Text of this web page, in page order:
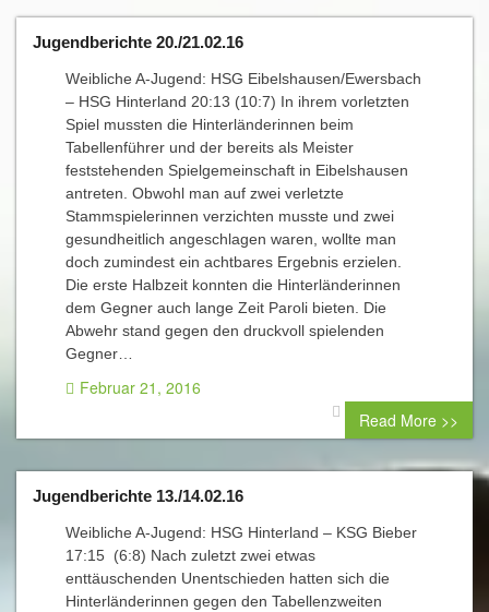
Jugendberichte 20./21.02.16
Weibliche A-Jugend: HSG Eibelshausen/Ewersbach
– HSG Hinterland 20:13 (10:7) In ihrem vorletzten
Spiel mussten die Hinterländerinnen beim
Tabellenführer und der bereits als Meister
feststehenden Spielgemeinschaft in Eibelshausen
antreten. Obwohl man auf zwei verletzte
Stammspielerinnen verzichten musste und zwei
gesundheitlich angeschlagen waren, wollte man
doch zumindest ein achtbares Ergebnis erzielen.
Die erste Halbzeit konnten die Hinterländerinnen
dem Gegner auch lange Zeit Paroli bieten. Die
Abwehr stand gegen den druckvoll spielenden
Gegner…
Februar 21, 2016
0 comment
Read More >>
Jugendberichte 13./14.02.16
Weibliche A-Jugend: HSG Hinterland – KSG Bieber
17:15 (6:8) Nach zuletzt zwei etwas
enttäuschenden Unentschieden hatten sich die
Hinterländerinnen gegen den Tabellenzweiten